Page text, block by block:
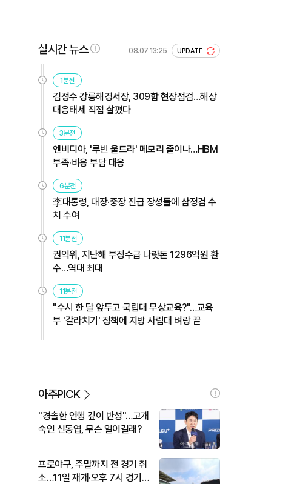
실시간 뉴스 08.07 13:25 UPDATE
1분전
김정수 강릉해경서장, 309함 현장점검…해상
대응태세 직접 살폈다
3분전
엔비디아, '루빈 울트라' 메모리 줄이나…HBM
부족·비용 부담 대응
6분전
李대통령, 대장·중장 진급 장성들에 삼정검 수
치 수여
11분전
권익위, 지난해 부정수급 나랏돈 1296억원 환
수…역대 최대
11분전
"수시 한 달 앞두고 국립대 무상교육?"…교육
부 '갈라치기' 정책에 지방 사립대 벼랑 끝
아주PICK
"경솔한 언행 깊이 반성"…고개
숙인 신동엽, 무슨 일이길래?
프로야구, 주말까지 전 경기 취
소…11일 재개·오후 7시 경기